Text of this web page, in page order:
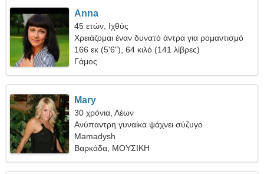
Anna
45 ετών, Ιχθύς
Χρειάζομαι έναν δυνατό άντρα για ρομαντισμό
166 εκ (5'6"), 64 κιλό (141 λίβρες)
Γάμος
Mary
30 χρόνια, Λέων
Ανύπαντρη γυναίκα ψάχνει σύζυγο
Mamadysh
Βαρκάδα, ΜΟΥΣΙΚΗ